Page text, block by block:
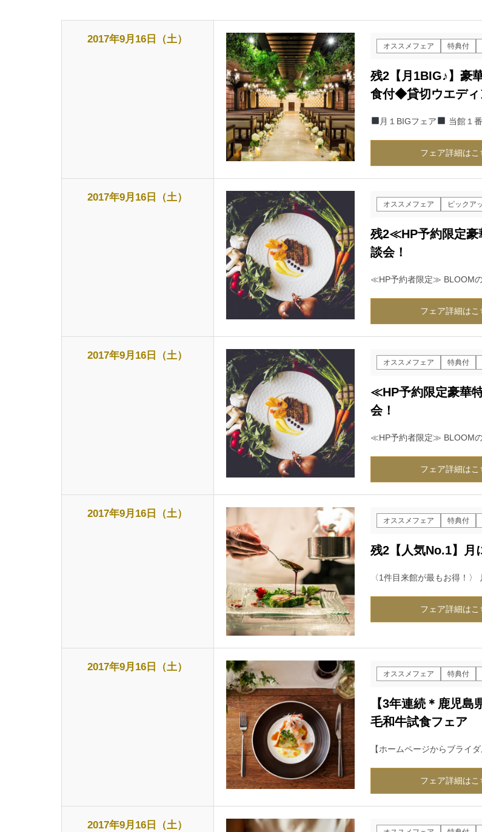
2017年9月16日（土）
オススメフェア 特典付
残2【月1BIG♪】豪
食付◆貸切ウエディ
月１BIGフェア 当館１
フェア詳細はこ
2017年9月16日（土）
オススメフェア ピックア
残2≪HP予約限定
談会！
≪HP予約者限定≫ BLOOM
フェア詳細はこ
2017年9月16日（土）
オススメフェア 特典付
≪HP予約限定豪華
会！
≪HP予約者限定≫ BLOOM
フェア詳細はこ
2017年9月16日（土）
オススメフェア 特典付
残2【人気No.1】月
〈1件目来館が最もお得！〉
フェア詳細はこ
2017年9月16日（土）
オススメフェア 特典付
【3年連続＊鹿児
毛和牛試食フェア
【ホームページからブライ
フェア詳細はこ
2017年9月16日（土）